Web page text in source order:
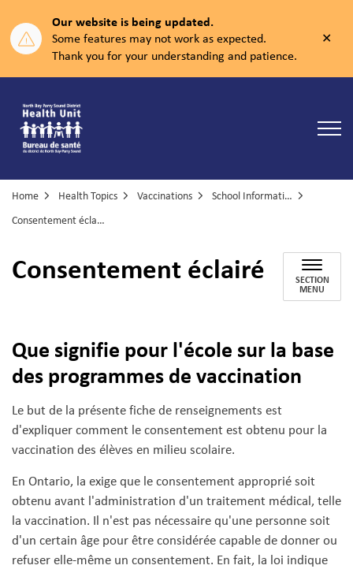
Our website is being updated.
Some features may not work as expected.
Thank you for your understanding and patience.
Home Health Topics Vaccinations
School Information
Consentement éclairé
Consentement éclairé SECTION
MENU
Que signifie pour l'école sur la base
des programmes de vaccination
Le but de la présente fiche de renseignements est
d'expliquer comment le consentement est obtenu pour la
vaccination des élèves en milieu scolaire.
En Ontario, la exige que le consentement approprié soit
obtenu avant l'administration d'un traitement médical, telle
la vaccination. Il n'est pas nécessaire qu'une personne soit
d'un certain âge pour être considérée capable de donner ou
refuser elle-même un consentement. En fait, la loi indique